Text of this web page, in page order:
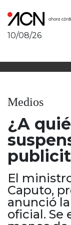
10/08/26
Medios
¿A
El
Caputo,
anunció
oficial. Se